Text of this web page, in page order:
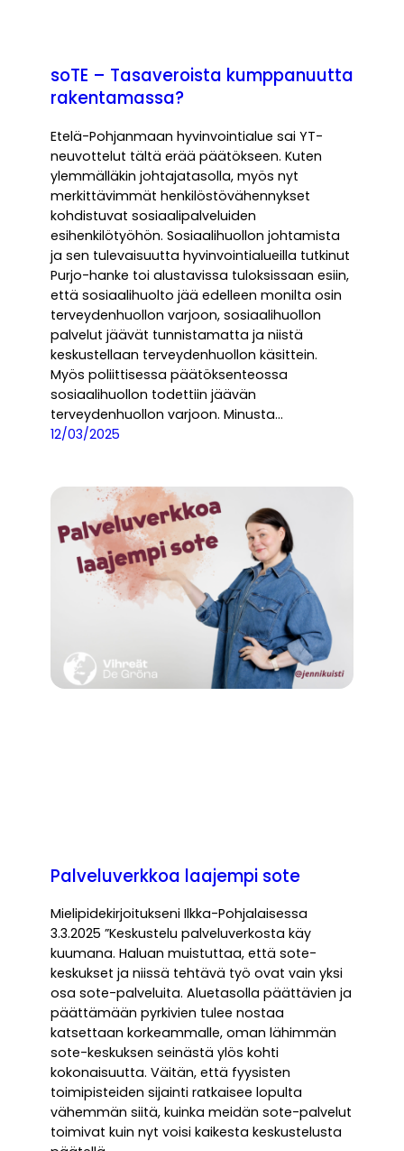
soTE – Tasaveroista kumppanuutta
rakentamassa?
Etelä-Pohjanmaan hyvinvointialue sai YT-
neuvottelut tältä erää päätökseen. Kuten
ylemmälläkin johtajatasolla, myös nyt
merkittävimmät henkilöstövähennykset
kohdistuvat sosiaalipalveluiden
esihenkilötyöhön. Sosiaalihuollon johtamista
ja sen tulevaisuutta hyvinvointialueilla tutkinut
Purjo-hanke toi alustavissa tuloksissaan esiin,
että sosiaalihuolto jää edelleen monilta osin
terveydenhuollon varjoon, sosiaalihuollon
palvelut jäävät tunnistamatta ja niistä
keskustellaan terveydenhuollon käsittein.
Myös poliittisessa päätöksenteossa
sosiaalihuollon todettiin jäävän
terveydenhuollon varjoon. Minusta…
12/03/2025
Palveluverkkoa laajempi sote
Mielipidekirjoitukseni Ilkka-Pohjalaisessa
3.3.2025 ”Keskustelu palveluverkosta käy
kuumana. Haluan muistuttaa, että sote-
keskukset ja niissä tehtävä työ ovat vain yksi
osa sote-palveluita. Aluetasolla päättävien ja
päättämään pyrkivien tulee nostaa
katsettaan korkeammalle, oman lähimmän
sote-keskuksen seinästä ylös kohti
kokonaisuutta. Väitän, että fyysisten
toimipisteiden sijainti ratkaisee lopulta
vähemmän siitä, kuinka meidän sote-palvelut
toimivat kuin nyt voisi kaikesta keskustelusta